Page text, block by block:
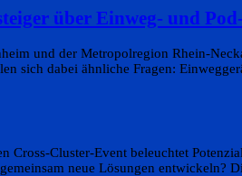
über Einweg- und
und der Metropolregion Rhein-
sich dabei ähnliche Fragen:
Cross-Cluster-Event beleuchtet
neue Lösungen entwickeln?